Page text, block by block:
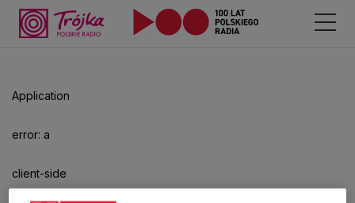
Application
error: a
client-side
aby
odtwarzać.